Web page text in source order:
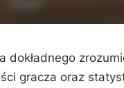
gracza oraz